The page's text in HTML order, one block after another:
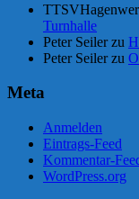
Turnhalle
Peter Seilerzu
Peter Seilerzu
Meta
Anmelden
Eintrags-Feed
Kommentar-
WordPress.org